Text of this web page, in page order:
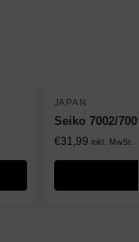
JAPAN
Seiko 7002/
€31,99 inkl. MwSt.